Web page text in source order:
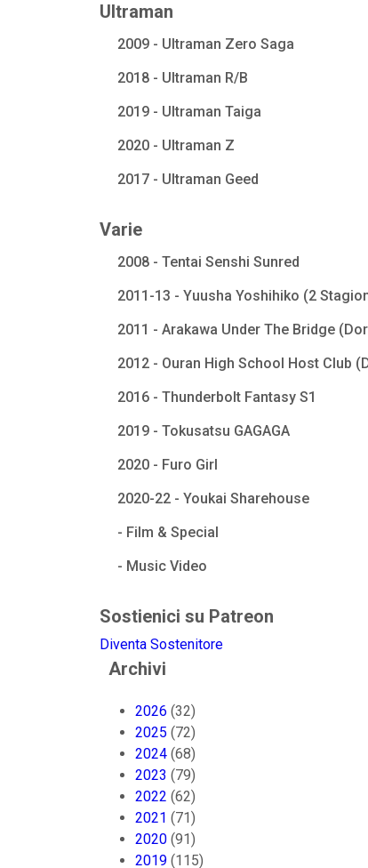
Ultraman
2009 - Ultraman Zero Saga
2018 - Ultraman R/B
2019 - Ultraman Taiga
2020 - Ultraman Z
2017 - Ultraman Geed
Varie
2008 - Tentai Senshi Sunred
2011-13 - Yuusha Yoshihiko (2
2011 - Arakawa Under The Bridge
2012 - Ouran High School Host Club
2016 - Thunderbolt Fantasy S1
2019 - Tokusatsu GAGAGA
2020 - Furo Girl
2020-22 - Youkai Sharehouse
- Film & Special
- Music Video
Sostienici su Patreon
Diventa Sostenitore
Archivi
2026 (32)
2025 (72)
2024 (68)
2023 (79)
2022 (62)
2021 (71)
2020 (91)
2019 (115)